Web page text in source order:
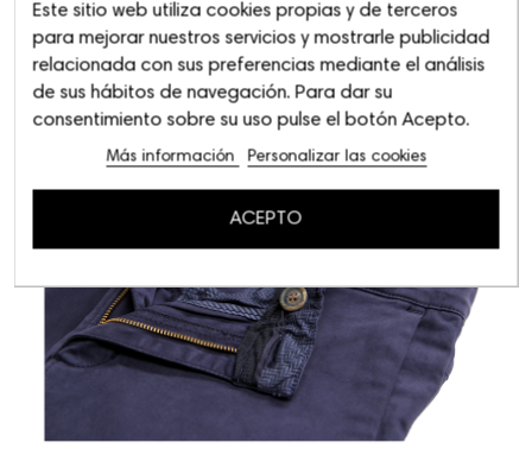
Este sitio web utiliza cookies propias y de terceros
para mejorar nuestros servicios y mostrarle publicidad
relacionada con sus preferencias mediante el análisis
de sus hábitos de navegación. Para dar su
consentimiento sobre su uso pulse el botón Acepto.
Más información Personalizar las cookies
ACEPTO